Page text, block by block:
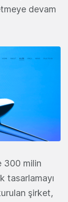
devam
300 milin
tasarlamayı
şirket,